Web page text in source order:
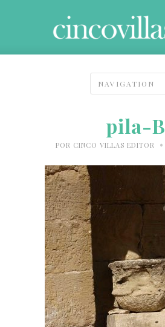
pila-B
POR CINCO VILLAS EDITOR •